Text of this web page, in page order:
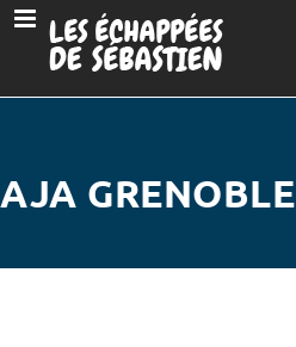
AJA GRENOBLE